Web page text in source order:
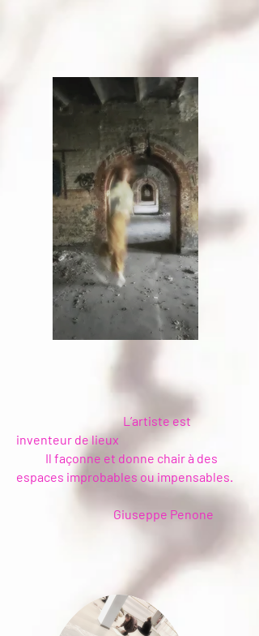
L’artiste est
inventeur de lieux
Il façonne et donne chair à des
espaces improbables ou impensables.
Giuseppe Penone